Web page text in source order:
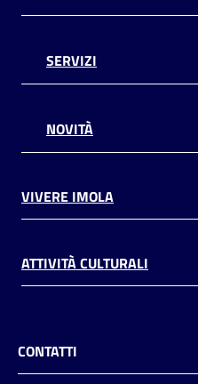
SERVIZI
NOVITÀ
VIVERE IMOLA
ATTIVITÀ CULTURALI
CONTATTI